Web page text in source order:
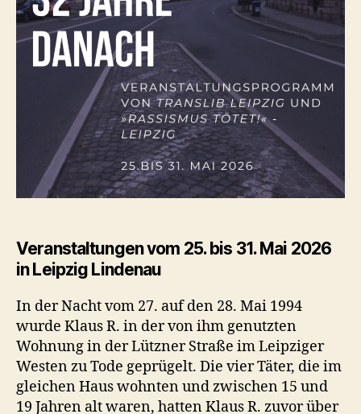
Veranstaltungen vom 25. bis 31. Mai 2026
in Leipzig Lindenau
In der Nacht vom 27. auf den 28. Mai 1994
wurde Klaus R. in der von ihm genutzten
Wohnung in der Lützner Straße im Leipziger
Westen zu Tode geprügelt. Die vier Täter, die im
gleichen Haus wohnten und zwischen 15 und
19 Jahren alt waren, hatten Klaus R. zuvor über